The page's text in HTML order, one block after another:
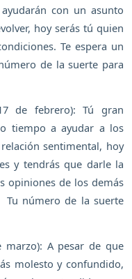
con un asunto
hoy serás tú quien
Te espera un
de la suerte para
de febrero): Tú gran
tiempo a ayudar a los
sentimental, hoy
y tendrás que darle la
opiniones de los demás
número de la suerte
A pesar de que
molesto y confundido,